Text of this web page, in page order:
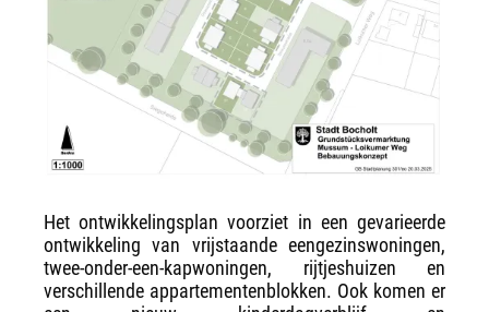
Het ontwikkelingsplan voorziet in een gevarieerde
ontwikkeling van vrijstaande eengezinswoningen,
twee-onder-een-kapwoningen, rijtjeshuizen en
verschillende appartementenblokken. Ook komen er